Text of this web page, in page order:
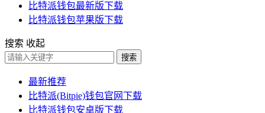
比特派钱包最新版下载
比特派钱包苹果版下载
搜索 收起
搜索
最新推荐
比特派(Bitpie)钱包官网下载
比特派钱包安卓版下载